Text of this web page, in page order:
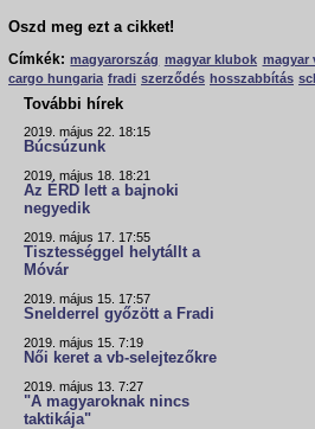
Oszd meg ezt a cikket!
Címkék: magyarország magyar klubok magyar
cargo hungaria fradi szerződés hosszabbítás
További hírek
2019. május 22. 18:15
Búcsúzunk
2019. május 18. 18:21
Az ÉRD lett a bajnoki
negyedik
2019. május 17. 17:55
Tisztességgel helytállt a
Móvár
2019. május 15. 17:57
Snelderrel győzött a Fradi
2019. május 15. 7:19
Női keret a vb-selejtezőkre
2019. május 13. 7:27
"A magyaroknak nincs
taktikája"